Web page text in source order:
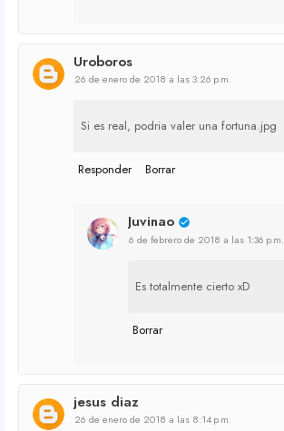
Uroboros
26 de enero de 2018 a las 3:26 p.m.
Si es real, podria valer una fortuna.jpg
Responder Borrar
Juvinao
6 de febrero de 2018 a las 1:36 p.m.
Es totalmente cierto xD
Borrar
jesus diaz
26 de enero de 2018 a las 8:14 p.m.